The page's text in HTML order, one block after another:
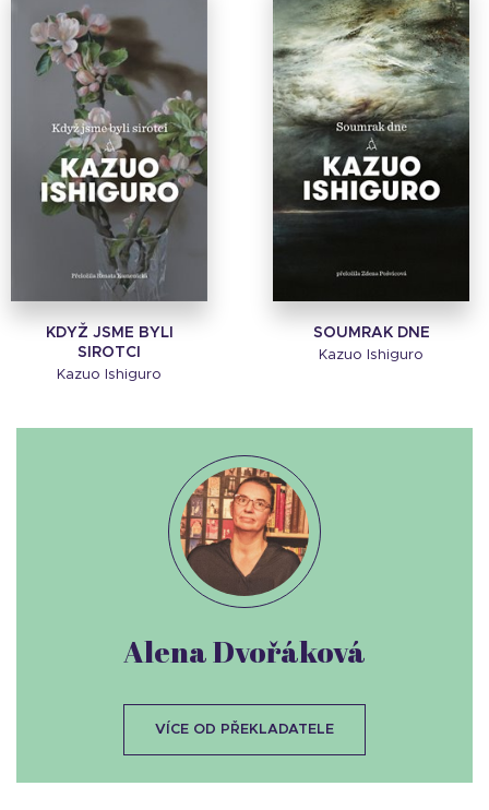
KDYŽ JSME BYLI
SIROTCI
Kazuo Ishiguro
SOUMRAK DNE
Kazuo Ishiguro
Alena Dvořáková
VÍCE OD PŘEKLADATELE